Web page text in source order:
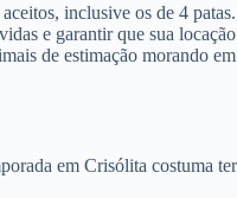
inclusive os de 4 patas.
e garantir que sua locação
de estimação morando em
em Crisólita costuma ter